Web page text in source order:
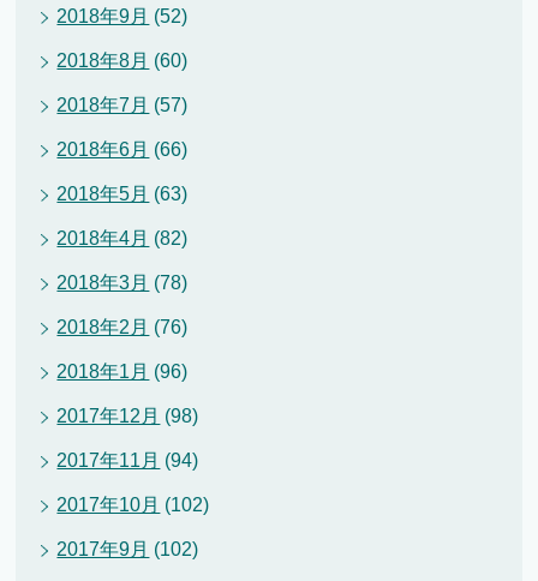
2018年9月 (52)
2018年8月 (60)
2018年7月 (57)
2018年6月 (66)
2018年5月 (63)
2018年4月 (82)
2018年3月 (78)
2018年2月 (76)
2018年1月 (96)
2017年12月 (98)
2017年11月 (94)
2017年10月 (102)
2017年9月 (102)